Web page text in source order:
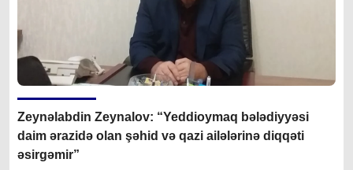
Zeynəlabdin Zeynalov: “Yeddioymaq bələdiyyəsi
daim ərazidə olan şəhid və qazi ailələrinə diqqəti
əsirgəmir”